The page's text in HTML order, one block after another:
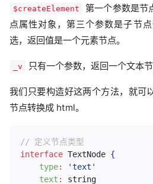
$createElement
第一个参数是节
点属性对象，第三个参数是子节
选，返回值是一个元素节点。
_v 只有一个参数，返回一个文本节
我们只要构造好这两个方法，就可
节点转换成 html。
// 定义节点类型
interface TextNode {
type:
'text'
text :